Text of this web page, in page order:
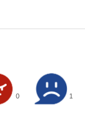
0 1